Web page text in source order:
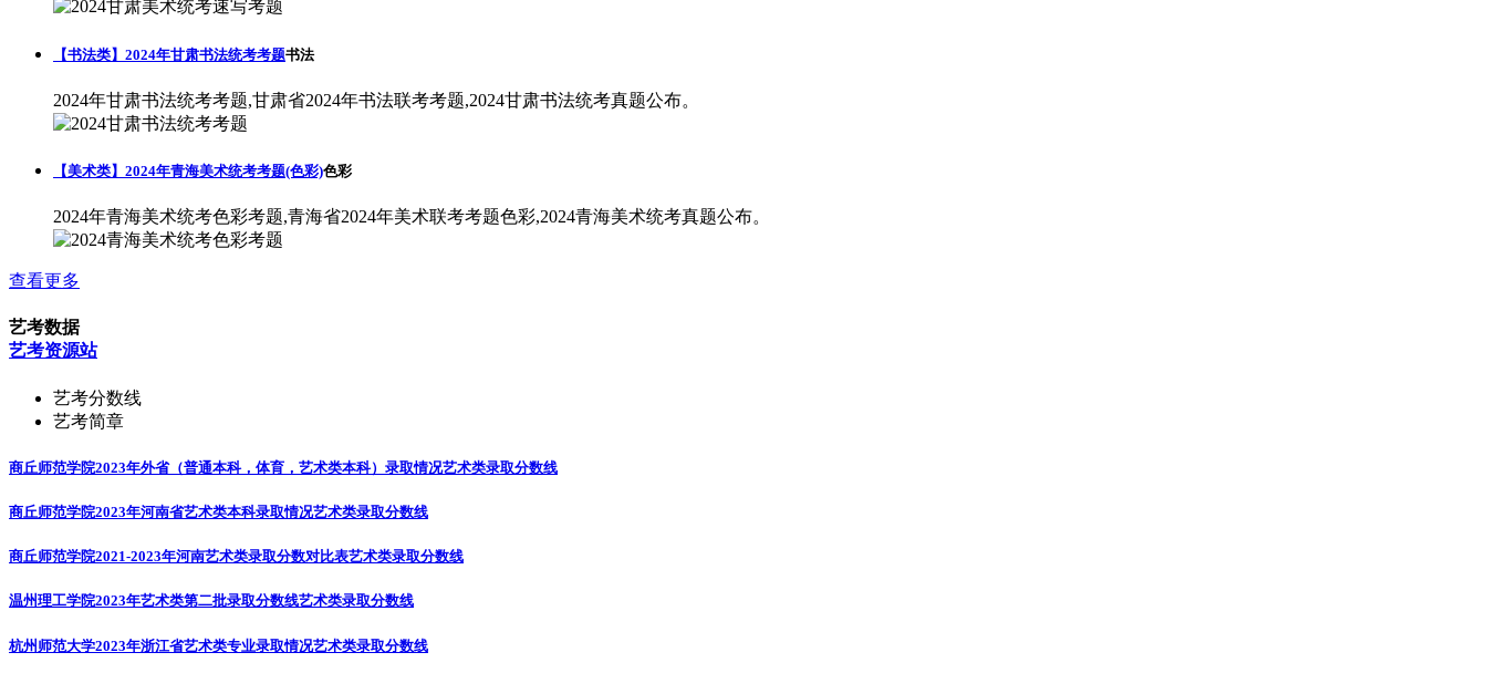
【书法类】2024年甘肃书法统考考题书法
2024年甘肃书法统考考题,甘肃省2024年书法联考考题,2024甘肃书法统考真题公布。
【美术类】2024年青海美术统考考题(色彩)色彩
2024年青海美术统考色彩考题,青海省2024年美术联考考题色彩,2024青海美术统考真题公布。
查看更多
艺考数据
艺考资源站
艺考分数线
艺考简章
商丘师范学院2023年外省（普通本科，体育，艺术类本科）录取情况艺术类录取分数线
商丘师范学院2023年河南省艺术类本科录取情况艺术类录取分数线
商丘师范学院2021-2023年河南艺术类录取分数对比表艺术类录取分数线
温州理工学院2023年艺术类第二批录取分数线艺术类录取分数线
杭州师范大学2023年浙江省艺术类专业录取情况艺术类录取分数线